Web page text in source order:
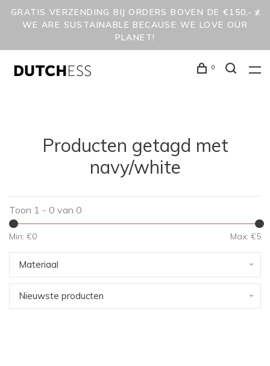
GRATIS VERZENDING BIJ ORDERS BOVEN DE €150,- /
WE ARE SUSTAINABLE BECAUSE WE LOVE OUR
PLANET!
0
Producten getagd met
navy/white
Toon 1 - 0 van 0
Min: €0 Max: €5
Materiaal
Nieuwste producten